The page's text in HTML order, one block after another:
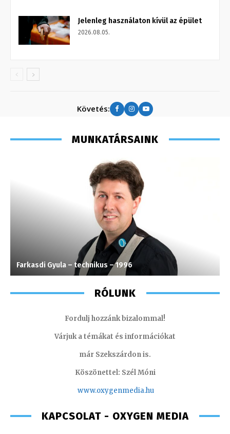
Jelenleg használaton kívül az épület
2026.08.05.
Követés:
MUNKATÁRSAINK
Farkasdi Gyula – technikus – 1996
RÓLUNK
Fordulj hozzánk bizalommal!
Várjuk a témákat és információkat
már Szekszárdon is.
Köszönettel: Szél Móni
www.oxygenmedia.hu
KAPCSOLAT - OXYGEN MEDIA